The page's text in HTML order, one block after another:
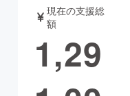
音楽
ゲーム・サ
現在の支援総
額
1,29